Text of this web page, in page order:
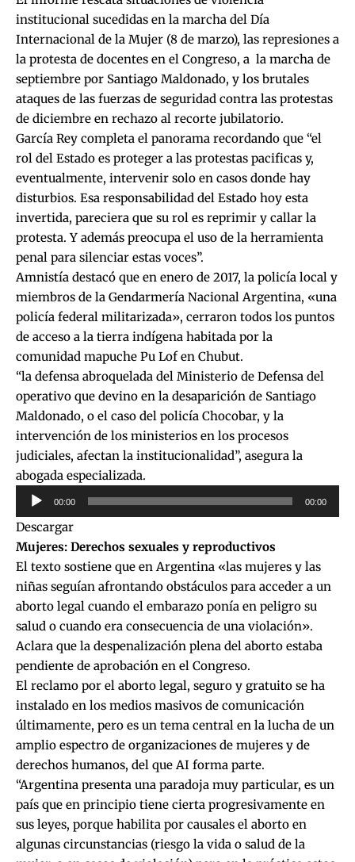
institucional sucedidas en la marcha del Día
Internacional de la Mujer (8 de marzo), las represiones a
la protesta de docentes en el Congreso, a la marcha de
septiembre por Santiago Maldonado, y los brutales
ataques de las fuerzas de seguridad contra las protestas
de diciembre en rechazo al recorte jubilatorio.
García Rey completa el panorama recordando que “el
rol del Estado es proteger a las protestas pacificas y,
eventualmente, intervenir solo en casos donde hay
disturbios. Esa responsabilidad del Estado hoy esta
invertida, pareciera que su rol es reprimir y callar la
protesta. Y además preocupa el uso de la herramienta
penal para silenciar estas voces”.
Amnistía destacó que en enero de 2017, la policía local y
miembros de la Gendarmería Nacional Argentina, «una
policía federal militarizada», cerraron todos los puntos
de acceso a la tierra indígena habitada por la
comunidad mapuche Pu Lof en Chubut.
“la defensa abroquelada del Ministerio de Defensa del
operativo que devino en la desaparición de Santiago
Maldonado, o el caso del policía Chocobar, y la
intervención de los ministerios en los procesos
judiciales, afectan la institucionalidad”, asegura la
abogada especializada.
Reproductor
de
audio
00:00 00:00
Descargar
Mujeres: Derechos sexuales y reproductivos
El texto sostiene que en Argentina «las mujeres y las
niñas seguían afrontando obstáculos para acceder a un
aborto legal cuando el embarazo ponía en peligro su
salud o cuando era consecuencia de una violación».
Aclara que la despenalización plena del aborto estaba
pendiente de aprobación en el Congreso.
El reclamo por el aborto legal, seguro y gratuito se ha
instalado en los medios masivos de comunicación
últimamente, pero es un tema central en la lucha de un
amplio espectro de organizaciones de mujeres y de
derechos humanos, del que AI forma parte.
“Argentina presenta una paradoja muy particular, es un
país que en principio tiene cierta progresivamente en
sus leyes, porque habilita por causales el aborto en
algunas circunstancias (riesgo la vida o salud de la